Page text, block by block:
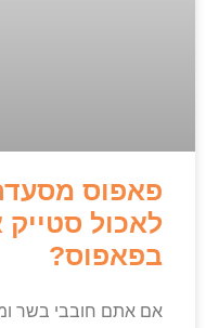
פאפוס
לאכול סטייק
בפאפוס?
אם אתם חובבי בשר